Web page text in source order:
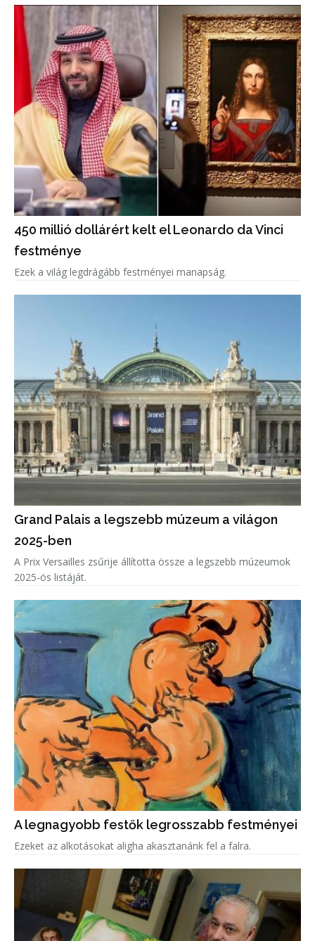
450 millió dollárért kelt el Leonardo da Vinci
festménye
Ezek a világ legdrágább festményei manapság.
Grand Palais a legszebb múzeum a világon
2025-ben
A Prix Versailles zsűrije állította össze a legszebb múzeumok
2025-ös listáját.
A legnagyobb festők legrosszabb festményei
Ezeket az alkotásokat aligha akasztanánk fel a falra.